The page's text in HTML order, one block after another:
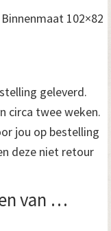
102×82
geleverd.
circa twee weken.
jou op bestelling
deze niet retour
van …